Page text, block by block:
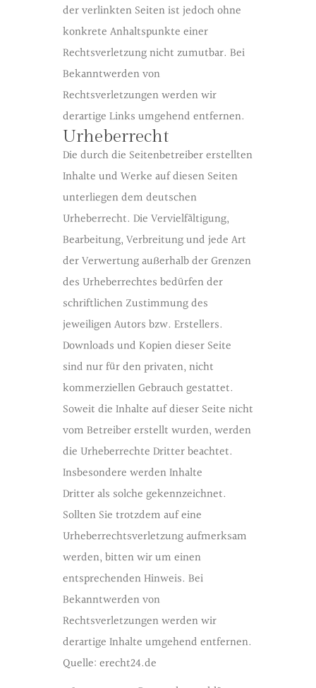
der verlinkten Seiten ist jedoch ohne
konkrete Anhaltspunkte einer
Rechtsverletzung nicht zumutbar. Bei
Bekanntwerden von
Rechtsverletzungen werden wir
derartige Links umgehend entfernen.
Urheberrecht
Die durch die Seitenbetreiber erstellten
Inhalte und Werke auf diesen Seiten
unterliegen dem deutschen
Urheberrecht. Die Vervielfältigung,
Bearbeitung, Verbreitung und jede Art
der Verwertung außerhalb der Grenzen
des Urheberrechtes bedürfen der
schriftlichen Zustimmung des
jeweiligen Autors bzw. Erstellers.
Downloads und Kopien dieser Seite
sind nur für den privaten, nicht
kommerziellen Gebrauch gestattet.
Soweit die Inhalte auf dieser Seite nicht
vom Betreiber erstellt wurden, werden
die Urheberrechte Dritter beachtet.
Insbesondere werden Inhalte
Dritter als solche gekennzeichnet.
Sollten Sie trotzdem auf eine
Urheberrechtsverletzung aufmerksam
werden, bitten wir um einen
entsprechenden Hinweis. Bei
Bekanntwerden von
Rechtsverletzungen werden wir
derartige Inhalte umgehend entfernen.
Quelle: erecht24.de